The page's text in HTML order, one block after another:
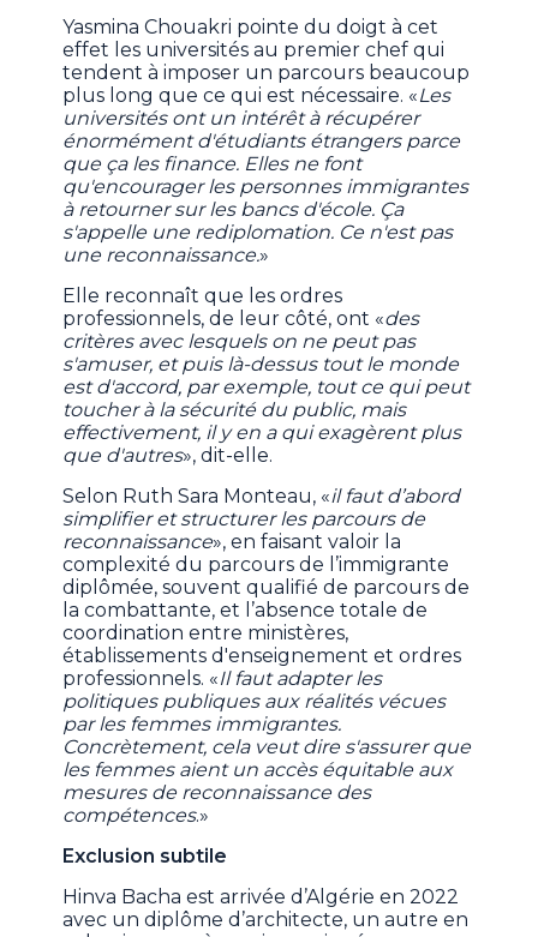
Yasmina Chouakri pointe du doigt à cet
effet les universités au premier chef qui
tendent à imposer un parcours beaucoup
plus long que ce qui est nécessaire. «Les
universités ont un intérêt à récupérer
énormément d'étudiants étrangers parce
que ça les finance. Elles ne font
qu'encourager les personnes immigrantes
à retourner sur les bancs d'école. Ça
s'appelle une rediplomation. Ce n'est pas
une reconnaissance.»
Elle reconnaît que les ordres
professionnels, de leur côté, ont «des
critères avec lesquels on ne peut pas
s'amuser, et puis là-dessus tout le monde
est d'accord, par exemple, tout ce qui peut
toucher à la sécurité du public, mais
effectivement, il y en a qui exagèrent plus
que d'autres», dit-elle.
Selon Ruth Sara Monteau, «il faut d’abord
simplifier et structurer les parcours de
reconnaissance», en faisant valoir la
complexité du parcours de l’immigrante
diplômée, souvent qualifié de parcours de
la combattante, et l’absence totale de
coordination entre ministères,
établissements d'enseignement et ordres
professionnels. «Il faut adapter les
politiques publiques aux réalités vécues
par les femmes immigrantes.
Concrètement, cela veut dire s'assurer que
les femmes aient un accès équitable aux
mesures de reconnaissance des
compétences.»
Exclusion subtile
Hinva Bacha est arrivée d’Algérie en 2022
avec un diplôme d’architecte, un autre en